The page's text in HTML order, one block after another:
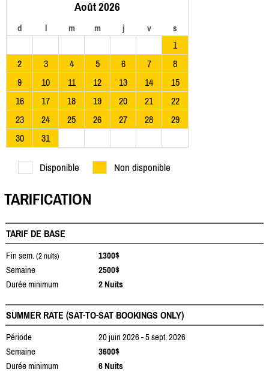
Août 2026
d l m m j v s
1
2
3 4 5 6 7
8
9
10 11 12 13 14
15
16
17 18 19 20 21
22
23
24 25 26 27 28
29
30
31
Disponible Non disponible
TARIFICATION
TARIF DE BASE
Fin sem. (2 nuits)
1300$
Semaine
2500$
Durée minimum
2 Nuits
SUMMER RATE (SAT-TO-SAT BOOKINGS ONLY)
Période
20 juin 2026 - 5 sept. 2026
Semaine
3600$
Durée minimum
6 Nuits